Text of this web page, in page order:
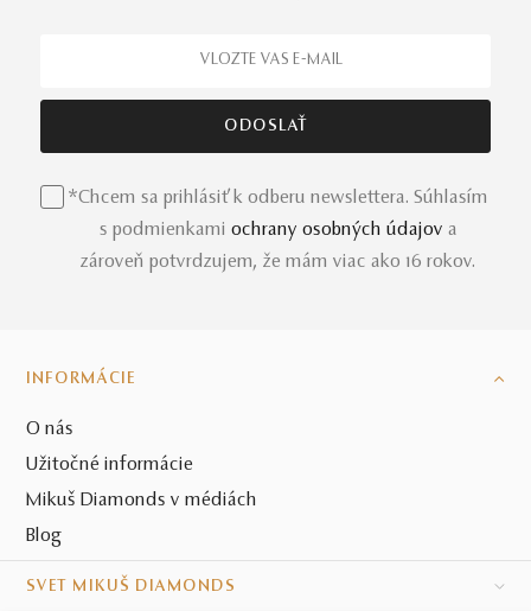
*Chcem sa prihlásiť k odberu newslettera. Súhlasím
s podmienkami ochrany osobných údajov a
zároveň potvrdzujem, že mám viac ako 16 rokov.
INFORMÁCIE
O nás
Užitočné informácie
Mikuš Diamonds v médiách
Blog
SVET MIKUŠ DIAMONDS